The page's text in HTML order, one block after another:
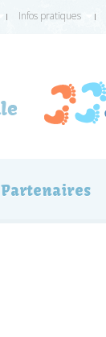
Infos pratiques
Partenaires